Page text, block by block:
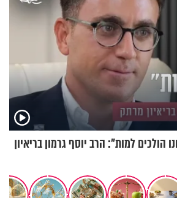
הולכים למות": הרב יוסף גרמון בריאיון